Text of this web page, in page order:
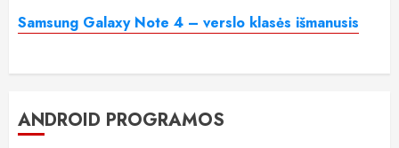
Samsung Galaxy Note 4 – verslo klasės išmanusis
ANDROID PROGRAMOS